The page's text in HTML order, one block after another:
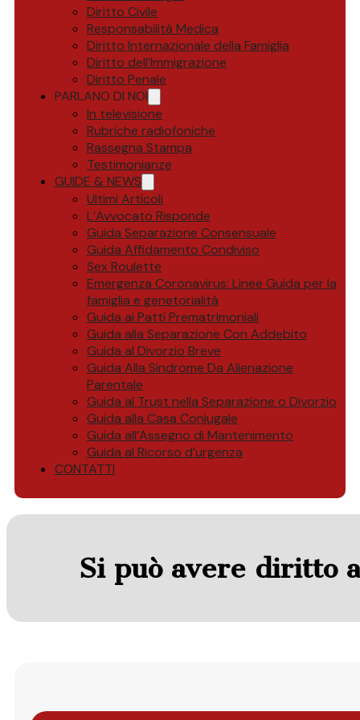
Diritto Civile
Responsabilità Medica
Diritto Internazionale della Famiglia
Diritto dell’Immigrazione
Diritto Penale
PARLANO DI NOI
In televisione
Rubriche radiofoniche
Rassegna Stampa
Testimonianze
GUIDE & NEWS
Ultimi Articoli
L’Avvocato Risponde
Guida Separazione Consensuale
Guida Affidamento Condiviso
Sex Roulette
Emergenza Coronavirus: Linee Guida per la
famiglia e genetorialità
Guida ai Patti Prematrimoniali
Guida alla Separazione Con Addebito
Guida al Divorzio Breve
Guida Alla Sindrome Da Alienazione
Parentale
Guida al Trust nella Separazione o Divorzio
Guida alla Casa Coniugale
Guida all’Assegno di Mantenimento
Guida al Ricorso d’urgenza
CONTATTI
Si può avere diritto